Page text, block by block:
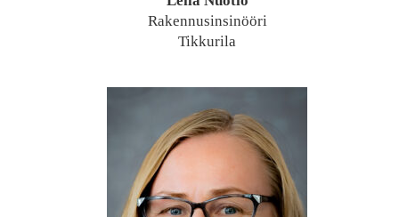
Rakennusinsinööri
Tikkurila